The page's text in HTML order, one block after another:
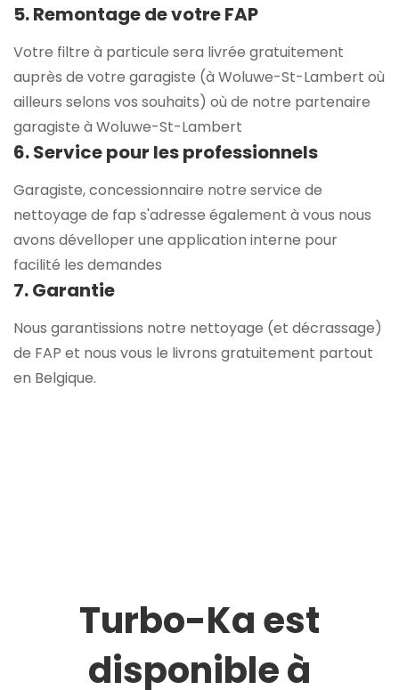
5. Remontage de votre FAP
Votre filtre à particule sera livrée gratuitement
auprès de votre garagiste (à Woluwe-St-Lambert où
ailleurs selons vos souhaits) où de notre partenaire
garagiste à Woluwe-St-Lambert
6. Service pour les professionnels
Garagiste, concessionnaire notre service de
nettoyage de fap s'adresse également à vous nous
avons dévelloper une application interne pour
facilité les demandes
7. Garantie
Nous garantissions notre nettoyage (et décrassage)
de FAP et nous vous le livrons gratuitement partout
en Belgique.
Turbo-Ka est
disponible à